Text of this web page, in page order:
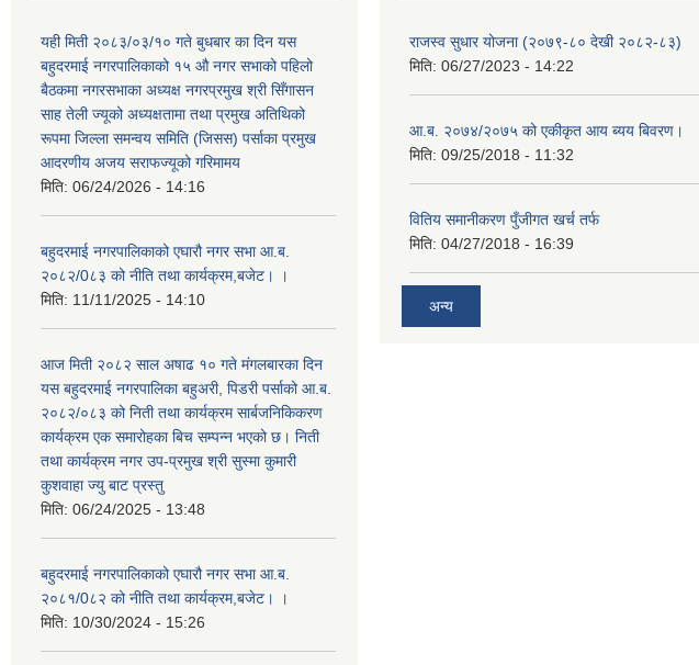
यही मिती २०८३/०३/१० गते बुधबार का दिन यस
बहुदरमाई नगरपालिकाको १५ औ नगर सभाको पहिलो
बैठकमा नगरसभाका अध्यक्ष नगरप्रमुख श्री सिँगासन
साह तेली ज्यूको अध्यक्षतामा तथा प्रमुख अतिथिको
रूपमा जिल्ला समन्वय समिति (जिसस) पर्साका प्रमुख
आदरणीय अजय सराफज्यूको गरिमामय
मिति: 06/24/2026 - 14:16
बहुदरमाई नगरपालिकाको एघारौ नगर सभा आ.ब.
२०८२/0८३ को नीति तथा कार्यक्रम,बजेट। ।
मिति: 11/11/2025 - 14:10
आज मिती २०८२ साल अषाढ १० गते मंगलबारका दिन
यस बहुदरमाई नगरपालिका बहुअरी, पिडरी पर्साको आ.ब.
२०८२/०८३ को निती तथा कार्यक्रम सार्बजनिकिकरण
कार्यक्रम एक समारोहका बिच सम्पन्न भएको छ। निती
तथा कार्यक्रम नगर उप-प्रमुख श्री सुस्मा कुमारी
कुशवाहा ज्यु बाट प्रस्तु
मिति: 06/24/2025 - 13:48
बहुदरमाई नगरपालिकाको एघारौ नगर सभा आ.ब.
२०८१/0८२ को नीति तथा कार्यक्रम,बजेट। ।
मिति: 10/30/2024 - 15:26
राजस्व सुधार योजना (२०७९-८० देखी २०८२-८३)
मिति: 06/27/2023 - 14:22
आ.ब. २०७४/२०७५ को एकीकृत आय ब्यय बिवरण।
मिति: 09/25/2018 - 11:32
वितिय समानीकरण पुँजीगत खर्च तर्फ
मिति: 04/27/2018 - 16:39
अन्य